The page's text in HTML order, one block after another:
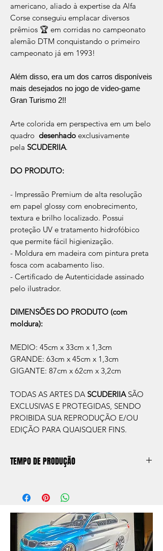
americano, aliado à expertise da Alfa
Corse conseguiu emplacar diversos
prêmios 🏆 em corridas no campeonato
alemão DTM conquistando o primeiro
campeonato já em 1993!
Além disso, era um dos carros disponíveis
mais desejados no jogo de video-game
Gran Turismo 2!!
Arte colorida em perspectiva em um belo
quadro desenhado exclusivamente
pela SCUDERIIA.
DO PRODUTO:
- Impressão Premium de alta resolução
em papel glossy com enobrecimento,
textura e brilho localizado. Possui
proteção UV e tratamento hidrofóbico
que permite fácil higienização.
- Moldura em madeira com pintura preta
fosca com acabamento liso.
- Certificado de Autenticidade assinado
pelo ilustrador.
DIMENSÕES DO PRODUTO (com
moldura):
MEDIO: 45cm x 33cm x 1,3cm
GRANDE: 63cm x 45cm x 1,3cm
GIGANTE: 87cm x 62cm x 3,2cm
TODAS AS ARTES DA SCUDERIIA SÃO
EXCLUSIVAS E PROTEGIDAS, SENDO
PROIBIDA SUA REPRODUÇÃO E/OU
EDIÇÃO PARA QUAISQUER FINS.
TEMPO DE PRODUÇÃO
aprox. 5 dias úteis, após a confirmação de
compra.
Após a produçao, seguimos com o envio
no endereço que nos for informado na
compra ou disponibilizaremos para retirada
caso seja sua opção de compra.